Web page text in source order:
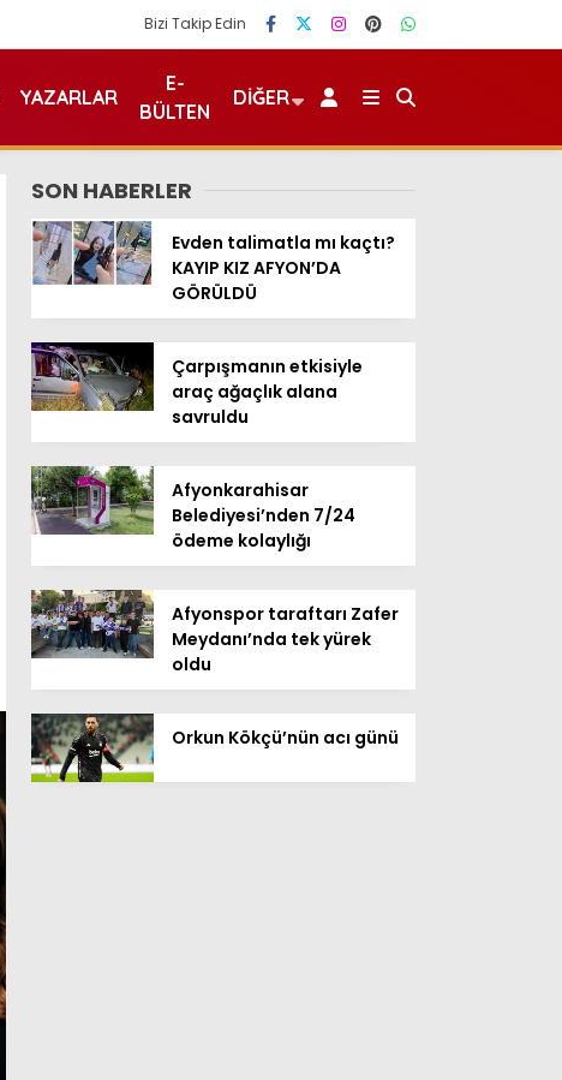
Bizi Takip Edin
YAZARLAR
E-
BÜLTEN
DIĞER
SON HABERLER
Evden talimatla mı kaçtı?
KAYIP KIZ AFYON’DA
GÖRÜLDÜ
Çarpışmanın etkisiyle
araç ağaçlık alana
savruldu
Afyonkarahisar
Belediyesi’nden 7/24
ödeme kolaylığı
Afyonspor taraftarı Zafer
Meydanı’nda tek yürek
oldu
Orkun Kökçü’nün acı günü